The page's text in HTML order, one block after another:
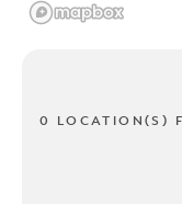
0 LOCATION(S)